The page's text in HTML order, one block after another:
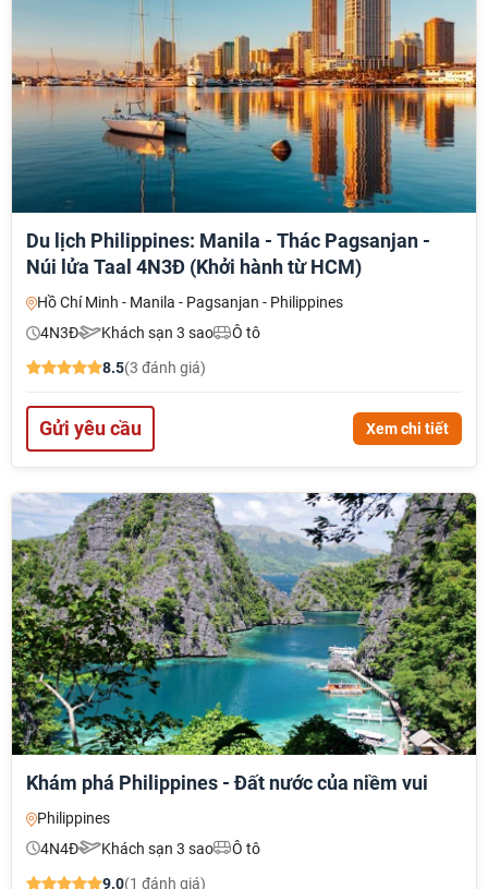
Du lịch Philippines: Manila - Thác Pagsanjan -
Núi lửa Taal 4N3Đ (Khởi hành từ HCM)
Hồ Chí Minh - Manila - Pagsanjan - Philippines
4N3Đ
Khách sạn 3 sao
Ô tô
8.5(3 đánh giá)
Gửi yêu cầu Xem chi tiết
Khám phá Philippines - Đất nước của niềm vui
Philippines
4N4Đ
Khách sạn 3 sao
Ô tô
9.0(1 đánh giá)